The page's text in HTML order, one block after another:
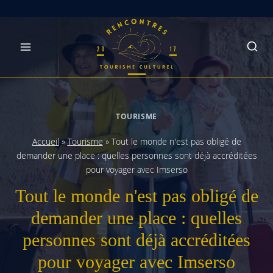
TOURISME
Accueil»Tourisme » Tout le monde n'est pas obligé de
demander une place : quelles personnes sont déjà accréditées
pour voyager avec Imserso
Tout le monde n'est pas obligé de
demander une place : quelles
personnes sont déjà accréditées
pour voyager avec Imserso